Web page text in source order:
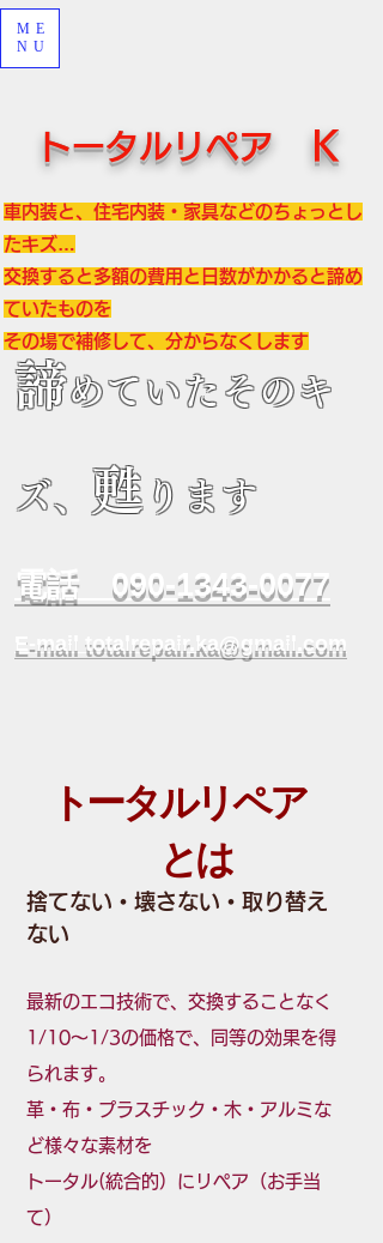
​電話 090-1343-0077
ME
NU
車内装と、住宅内装・家具などのちょっとし
たキズ…
交換すると多額の費用と日数がかかると諦め
ていたものを
その場で補修して、分からなくします
諦めていたそのキ
ズ、 甦 ります
E-mail totalrepair.ka@gmail.com
トータルリペア Ｋ
トータルリペア
とは
捨てない・壊さない・取り替え
ない
最新のエコ技術で、交換することなく
1/10～1/3の価格で、同等の効果を得
られます。
革・布・プラスチック・木・アルミな
ど様々な素材を
​トータル(統合的）にリペア（お手当
て）